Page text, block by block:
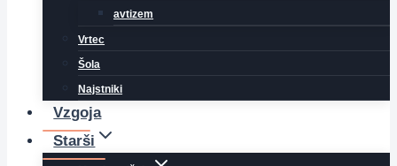
avtizem
Vrtec
Šola
Najstniki
Vzgoja
Starši